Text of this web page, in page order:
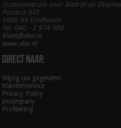
Studiecentrum voor Bedrijf en
Postbus 845
5600 AV Eindhoven
Tel. 040 - 2 974 980
klant@sbo.nl
www.sbo.nl
Direct naar:
Wijzig uw gegevens
Klantenservice
Privacy Policy
Incompany
Profilering